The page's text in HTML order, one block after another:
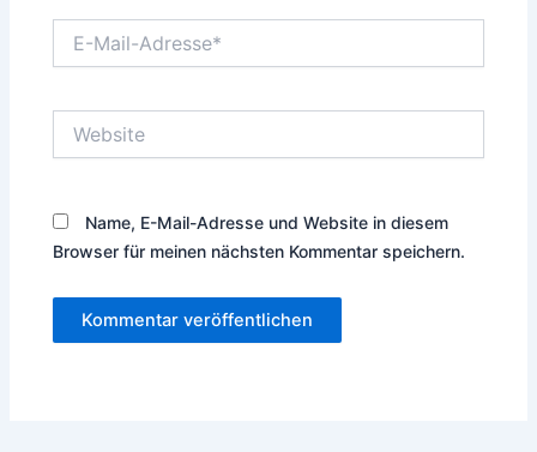
Mail-
Name, E-Mail-Adresse und Website in diesem
Browser für meinen nächsten Kommentar speichern.